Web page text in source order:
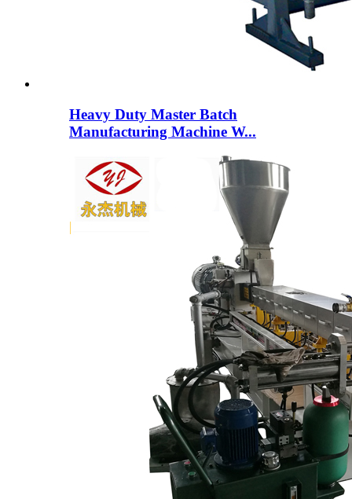
Heavy Duty Master Batch
Manufacturing Machine W...